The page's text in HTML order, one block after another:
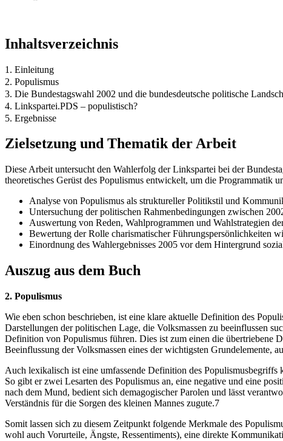
Inhaltsverzeichnis
1. Einleitung
2. Populismus
3. Die Bundestagswahl 2002 und die bundesdeutsche politische
4. Linkspartei.PDS – populistisch?
5. Ergebnisse
Zielsetzung und Thematik der Arbeit
Diese Arbeit untersucht den Wahlerfolg der Linkspartei bei der
theoretisches Gerüst des Populismus entwickelt, um die Programmatik
Analyse von Populismus als struktureller Politikstil und
Untersuchung der politischen Rahmenbedingungen zwischen
Auswertung von Reden, Wahlprogrammen und Wahlstrategien
Bewertung der Rolle charismatischer Führungspersönlichkeiten
Einordnung des Wahlergebnisses 2005 vor dem Hintergrund
Auszug aus dem Buch
2. Populismus
Wie eben schon beschrieben, ist eine klare aktuelle Definition des
Darstellungen der politischen Lage, die Volksmassen zu beeinflussen
Definition von Populismus führen. Dies ist zum einen die übertriebene
Beeinflussung der Volksmassen eines der wichtigsten Grundelemente,
Auch lexikalisch ist eine umfassende Definition des
So gibt er zwei Lesarten des Populismus an, eine negative und eine
nach dem Mund, bedient sich demagogischer Parolen und lässt
Verständnis für die Sorgen des kleinen Mannes zugute.7
Somit lassen sich zu diesem Zeitpunkt folgende Merkmale des
wohl auch Vorurteile, Ängste, Ressentiments), eine direkte